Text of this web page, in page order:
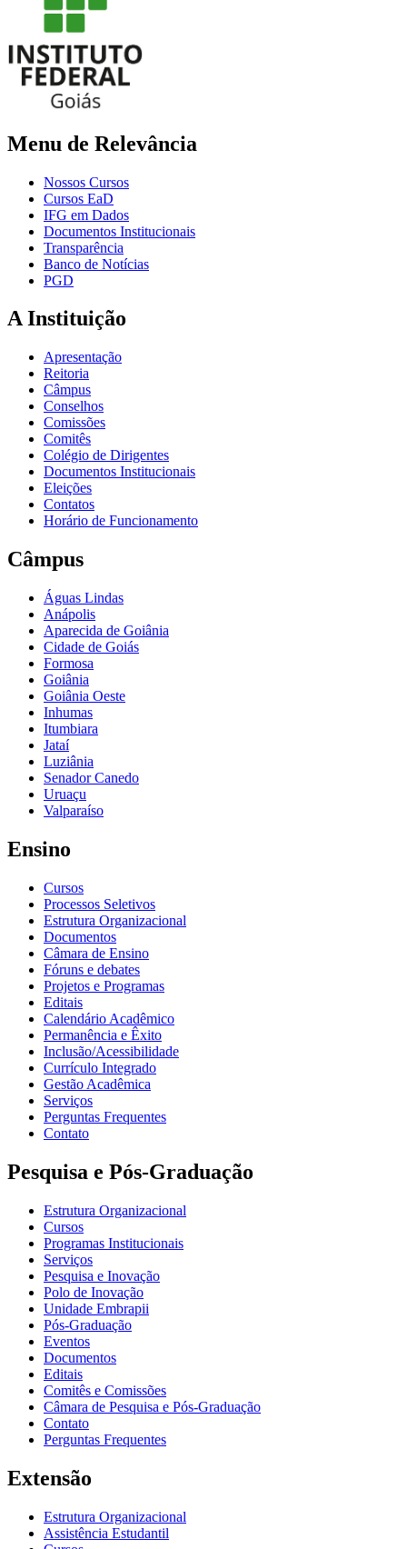
Menu de Relevância
Nossos Cursos
Cursos EaD
IFG em Dados
Documentos Institucionais
Transparência
Banco de Notícias
PGD
A Instituição
Apresentação
Reitoria
Câmpus
Conselhos
Comissões
Comitês
Colégio de Dirigentes
Documentos Institucionais
Eleições
Contatos
Horário de Funcionamento
Câmpus
Águas Lindas
Anápolis
Aparecida de Goiânia
Cidade de Goiás
Formosa
Goiânia
Goiânia Oeste
Inhumas
Itumbiara
Jataí
Luziânia
Senador Canedo
Uruaçu
Valparaíso
Ensino
Cursos
Processos Seletivos
Estrutura Organizacional
Documentos
Câmara de Ensino
Fóruns e debates
Projetos e Programas
Editais
Calendário Acadêmico
Permanência e Êxito
Inclusão/Acessibilidade
Currículo Integrado
Gestão Acadêmica
Serviços
Perguntas Frequentes
Contato
Pesquisa e Pós-Graduação
Estrutura Organizacional
Cursos
Programas Institucionais
Serviços
Pesquisa e Inovação
Polo de Inovação
Unidade Embrapii
Pós-Graduação
Eventos
Documentos
Editais
Comitês e Comissões
Câmara de Pesquisa e Pós-Graduação
Contato
Perguntas Frequentes
Extensão
Estrutura Organizacional
Assistência Estudantil